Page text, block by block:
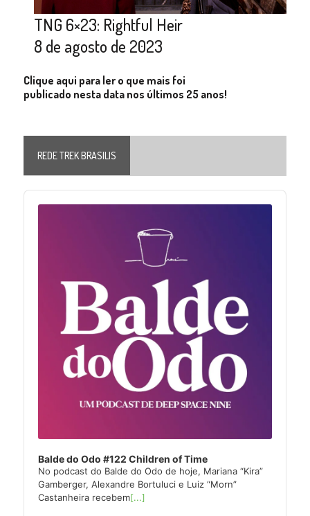
TNG 6×23: Rightful Heir
8 de agosto de 2023
Clique aqui para ler o que mais foi
publicado nesta data nos últimos 25 anos!
REDE TREK BRASILIS
Audio
Player
Balde do Odo #122 Children of Time
No podcast do Balde do Odo de hoje, Mariana “Kira”
Gamberger, Alexandre Bortuluci e Luiz “Morn”
Castanheira recebem[...]